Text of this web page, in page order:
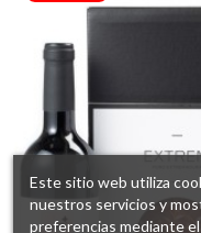
Este sitio web utiliza
nuestros servicios y
preferencias mediante